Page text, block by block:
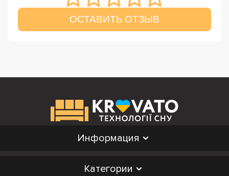
ОСТАВИТЬ ОТЗЫВ
Информация
Категории